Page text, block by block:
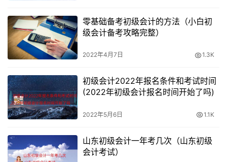
零基础备考初级会计的方法（小白初
级会计备考攻略完整）
2022年4月7日 1.3K
初级会计2022年报名条件和考试时间
(2022年初级会计报名时间开始了吗)
2022年5月6日 1.1K
山东初级会计一年考几次（山东初级
会计考试）